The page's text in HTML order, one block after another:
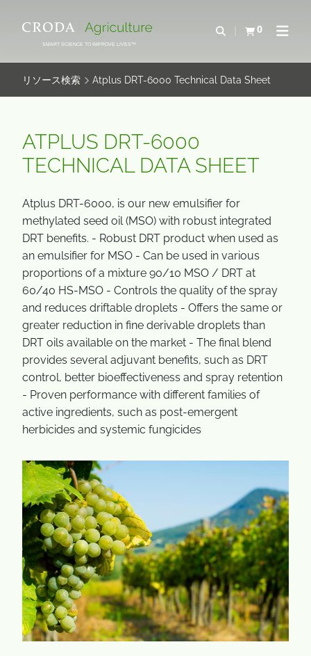
ン
を
ー
ス
SMART SCIENCE TO IMPROVE LIVES™
検索を開く
0
カートを確認す
ナビ
リソース検索 Atplus DRT-6000 Technical Data Sheet
ATPLUS DRT-6000
TECHNICAL DATA SHEET
Atplus DRT-6000, is our new emulsifier for
methylated seed oil (MSO) with robust integrated
DRT benefits. - Robust DRT product when used as
an emulsifier for MSO - Can be used in various
proportions of a mixture 90/10 MSO / DRT at
60/40 HS-MSO - Controls the quality of the spray
and reduces driftable droplets - Offers the same or
greater reduction in fine derivable droplets than
DRT oils available on the market - The final blend
provides several adjuvant benefits, such as DRT
control, better bioeffectiveness and spray retention
- Proven performance with different families of
active ingredients, such as post-emergent
herbicides and systemic fungicides